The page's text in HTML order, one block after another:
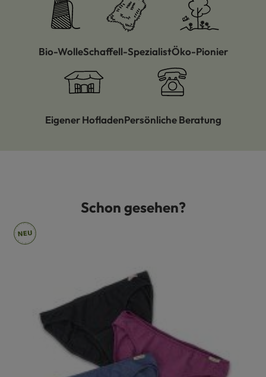
Bio-WolleSchaffell-SpezialistÖko-Pionier
Eigener HofladenPersönliche Beratung
Produktgalerie überspringenSchon gesehen?